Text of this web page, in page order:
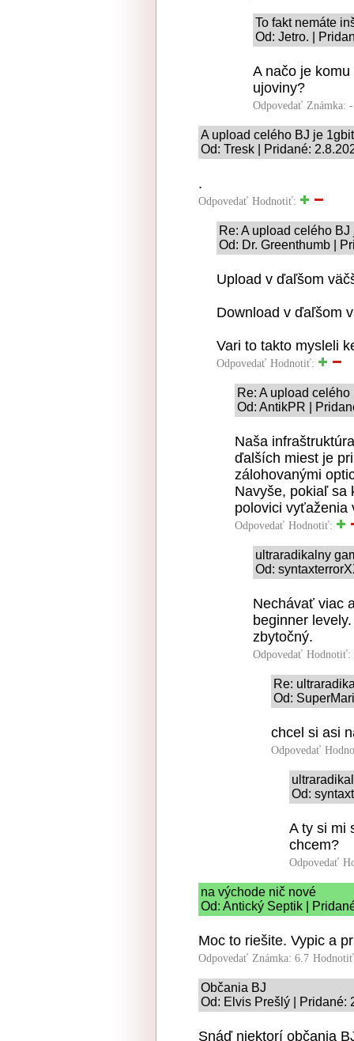
To fakt nemáte
Od: Jetro. |
A načo je
ujoviny?
Odpovedať Známka:
A upload celého BJ je
Od: Tresk | Pridané:
.
Odpovedať Hodnotiť:
Re: A upload celého
Od: Dr. Greenthumb |
Upload v ďaľšom
Download v ďaľšom
Vari to takto mysleli
Odpovedať Hodnotiť:
Re: A upload
Od: AntikPR |
Naša
ďalších miest je
zálohovanými
Navyše, pokiaľ sa
polovici vyťaženia
Odpovedať Hodnotiť:
ultraradikalny
Od:
Nechávať viac
beginner
zbytočný.
Odpovedať Hodnotiť:
Re:
Od:
chcel si asi
Odpovedať
Od:
A ty si mi
chcem?
Odpovedať
na východe nič nové
Od: Antický Septik |
Moc to riešite. Vypic a
Odpovedať Známka: 6.7
Občania BJ
Od: Elvis Prešlý | Pridané:
Snáď niektorí občania